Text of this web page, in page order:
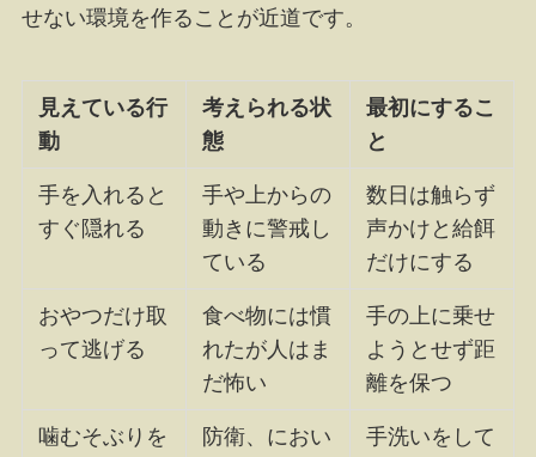
せない環境を作ることが近道です。
見えている行
動
考えられる状
態
最初にするこ
と
手を入れると
すぐ隠れる
手や上からの
動きに警戒し
ている
数日は触らず
声かけと給餌
だけにする
おやつだけ取
って逃げる
食べ物には慣
れたが人はま
だ怖い
手の上に乗せ
ようとせず距
離を保つ
噛むそぶりを
防衛、におい
手洗いをして